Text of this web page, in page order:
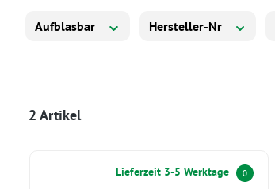
Aufblasbar Hersteller-Nr
2 Artikel
Lieferzeit 3-5 Werktage 0